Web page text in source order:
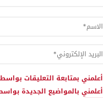
أعلمني بمتابعة التعليقات
أعلمني بالمواضيع الجديدة